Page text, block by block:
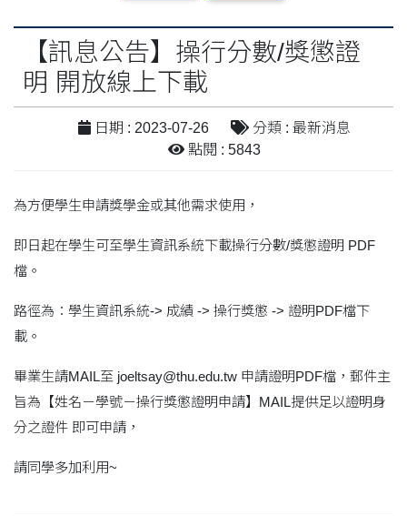
【訊息公告】操行分數/獎懲證
明 開放線上下載
日期 : 2023-07-26
分類 : 最新消息
點閱 : 5843
為方便學生申請獎學金或其他需求使用，
即日起在學生可至學生資訊系統下載操行分數/獎懲證明 PDF
檔。
路徑為：學生資訊系統-> 成績 -> 操行獎懲 -> 證明PDF檔下
載。
畢業生請MAIL至 joeltsay@thu.edu.tw 申請證明PDF檔，郵件主
旨為【姓名－學號－操行獎懲證明申請】MAIL提供足以證明身
分之證件 即可申請，
請同學多加利用~